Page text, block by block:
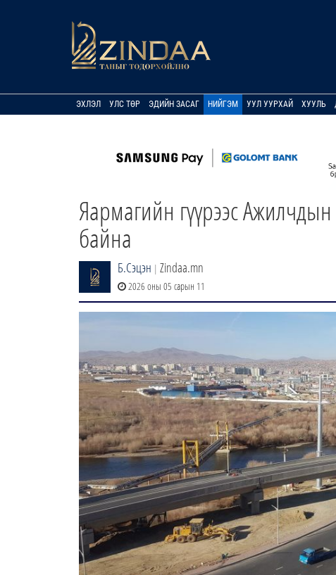
ЭХЛЭЛ УЛС ТӨР ЭДИЙН ЗАСАГ НИЙГЭМ УУЛ УУРХАЙ ХУУЛЬ
Яармагийн гүүрээс
байна
Б.Сэцэн | Zindaa.mn
2026 оны 05 сарын 11